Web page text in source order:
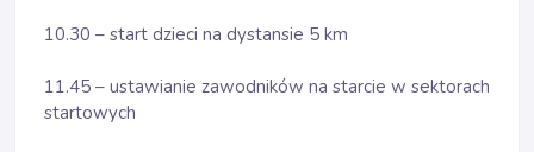
10.30 – start dzieci na dystansie 5 km
11.45 – ustawianie zawodników na starcie w sektorach
startowych